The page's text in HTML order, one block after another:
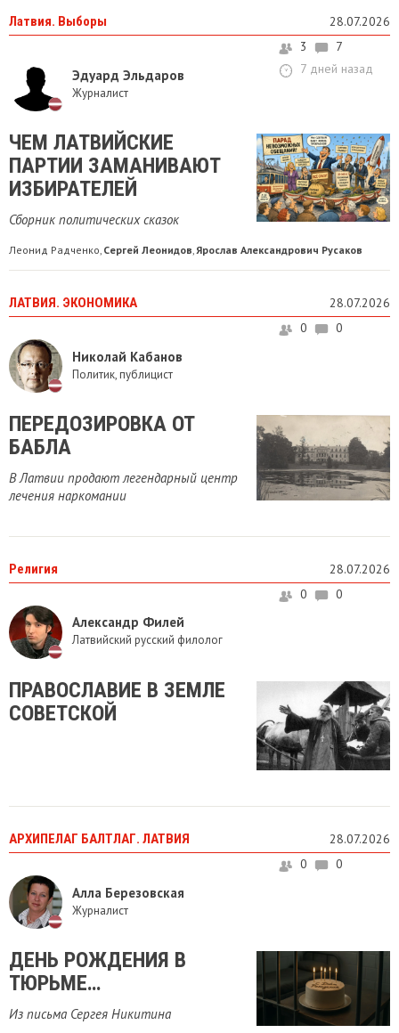
Латвия. Выборы 28.07.2026
Эдуард Эльдаров
Журналист
3
7
7 дней назад
ЧЕМ ЛАТВИЙСКИЕ
ПАРТИИ ЗАМАНИВАЮТ
ИЗБИРАТЕЛЕЙ
Сборник политических сказок
Леонид Радченко, Сергей Леонидов,Ярослав Александрович Русаков
ЛАТВИЯ. ЭКОНОМИКА 28.07.2026
Николай Кабанов
Политик, публицист
0 0
ПЕРЕДОЗИРОВКА ОТ
БАБЛА
В Латвии продают легендарный центр
лечения наркомании
Религия 28.07.2026
Александр Филей
Латвийский русский филолог
0 0
​ПРАВОСЛАВИЕ В ЗЕМЛЕ
СОВЕТСКОЙ
АРХИПЕЛАГ БАЛТЛАГ. ЛАТВИЯ 28.07.2026
Алла Березовская
Журналист
0 0
ДЕНЬ РОЖДЕНИЯ В
ТЮРЬМЕ…
Из письма Сергея Никитина